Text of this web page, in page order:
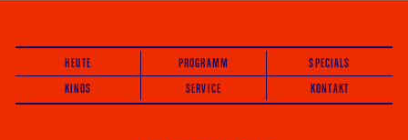
HEUTE PROGRAMM
SPECIALS
KINOS
SERVICE KONTAKT